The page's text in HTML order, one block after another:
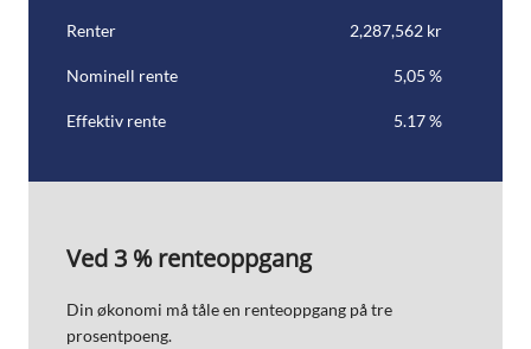
Renter 2,287,562 kr
Nominell rente 5,05 %
Effektiv rente 5.17 %
Ved 3 % renteoppgang
Din økonomi må tåle en renteoppgang på tre
prosentpoeng.